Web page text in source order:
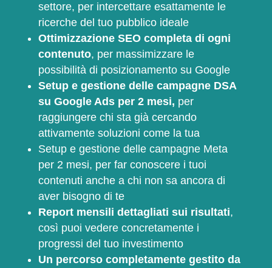
settore, per intercettare esattamente le
ricerche del tuo pubblico ideale
Ottimizzazione SEO completa di ogni
contenuto, per massimizzare le
possibilità di posizionamento su Google
Setup e gestione delle campagne DSA
su Google Ads per 2 mesi, per
raggiungere chi sta già cercando
attivamente soluzioni come la tua
Setup e gestione delle campagne Meta
per 2 mesi, per far conoscere i tuoi
contenuti anche a chi non sa ancora di
aver bisogno di te
Report mensili dettagliati sui risultati,
così puoi vedere concretamente i
progressi del tuo investimento
Un percorso completamente gestito da